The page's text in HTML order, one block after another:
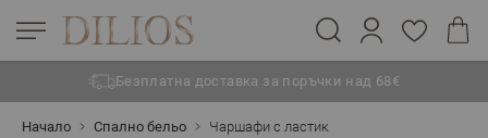
Безплатна доставка за поръчки над 68€
Начало Спално бельо Чаршафи с ластик